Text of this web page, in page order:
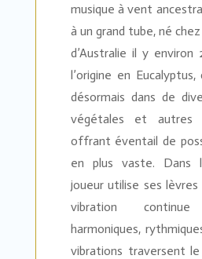
musique à vent
à un grand tube, né
d’Australie il y
l’origine en
désormais dans de
végétales et autres
offrant éventail de
en plus vaste. Dans
joueur utilise ses
vibration
harmoniques,
vibrations traversent le